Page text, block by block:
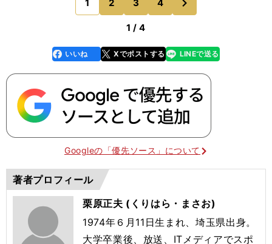
した。そ
1 2 3 4
のページへ
1 / 4
faceboo
k
いいね Xでポストする
line LINEで送る
Googleの「優先ソース」について
著者プロフィール
栗原正夫 (くりはら・まさお)
1974年６月 11 日生まれ、埼玉県出身。
大学卒業後、放送、 IT メディアでスポ